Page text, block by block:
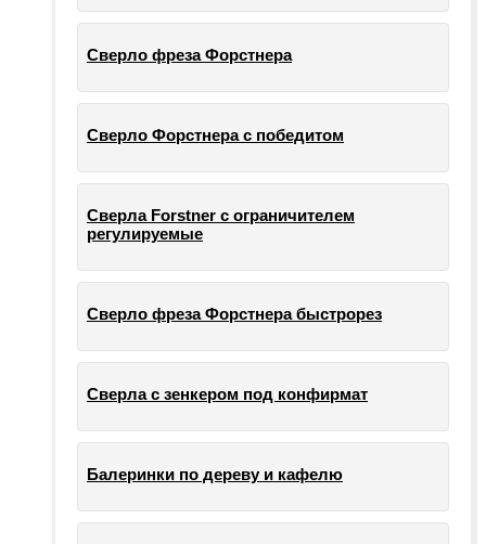
Сверло фреза Форстнера
Сверло Форстнера с победитом
Сверла Forstner с ограничителем
регулируемые
Сверло фреза Форстнера быстрорез
Сверла с зенкером под конфирмат
Балеринки по дереву и кафелю